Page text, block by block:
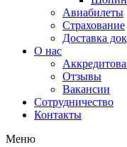
Авиабилеты
Страхование
Доставка
О нас
Отзывы
Вакансии
Сотрудничество
Контакты
Меню